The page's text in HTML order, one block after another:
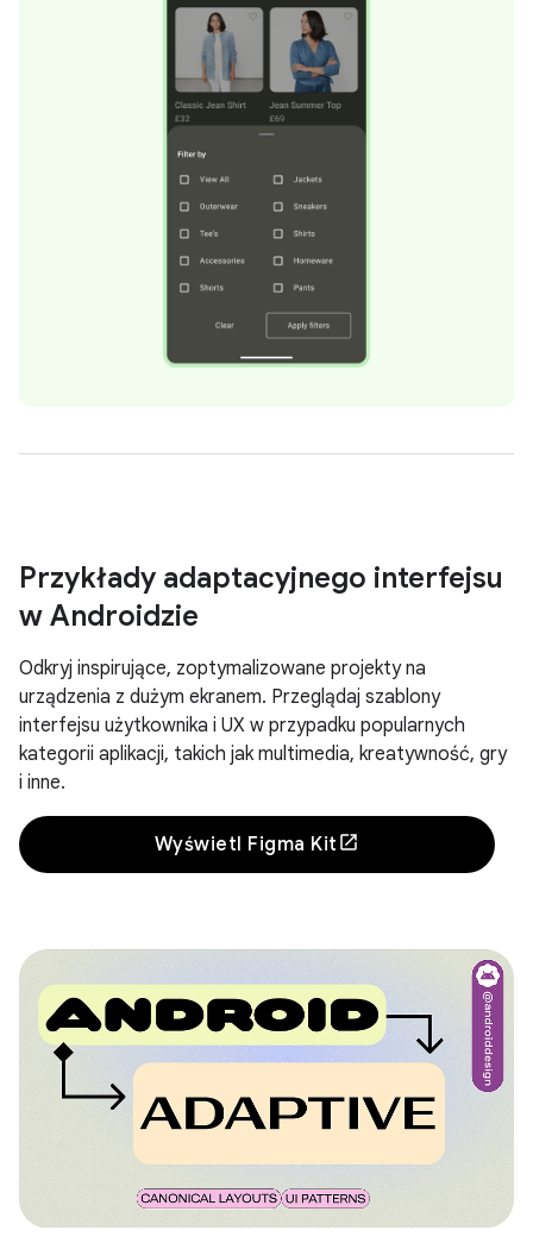
Przykłady adaptacyjnego interfejsu
w Androidzie
Odkryj inspirujące, zoptymalizowane projekty na
urządzenia z dużym ekranem. Przeglądaj szablony
interfejsu użytkownika i UX w przypadku popularnych
kategorii aplikacji, takich jak multimedia, kreatywność, gry
i inne.
Wyświetl Figma Kit